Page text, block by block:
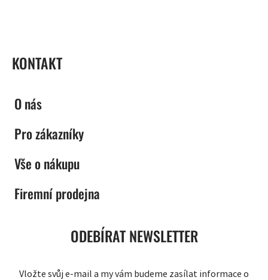
KONTAKT
O nás
Pro zákazníky
Vše o nákupu
Firemní prodejna
ODEBÍRAT NEWSLETTER
Vložte svůj e-mail a my vám budeme zasílat informace o